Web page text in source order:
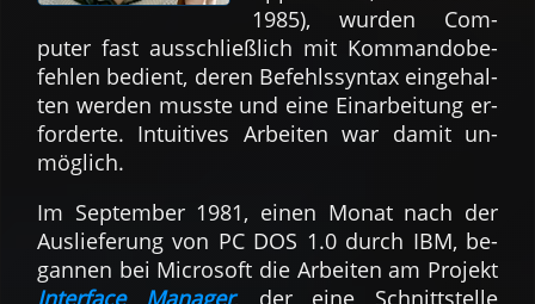
1985), wurden Com­
puter fast aus­schließ­lich mit Kom­mando­be­
feh­len be­dient, deren Be­fehls­syntax ein­gehal­
ten werden musste und eine Ein­arbei­tung er­
for­der­te. Intui­tives Ar­bei­ten war da­mit un­
mög­lich.
Im Sep­tem­ber 1981, einen Monat nach der
Aus­liefe­rung von PC DOS 1.0 durch IBM, be­
gan­nen bei Micro­soft die Arbei­ten am Projekt
Inter­face Mana­ger, der eine Schnitt­stelle